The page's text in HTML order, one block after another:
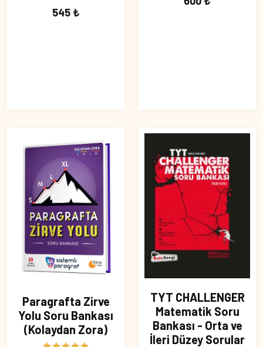
545 ₺
Paragrafta Zirve
Yolu Soru Bankası
(Kolaydan Zora)
TYT CHALLENGER
Matematik Soru
Bankası - Orta ve
İleri Düzey Sorular